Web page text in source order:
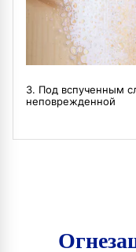
3. Под вспученным
неповрежденной